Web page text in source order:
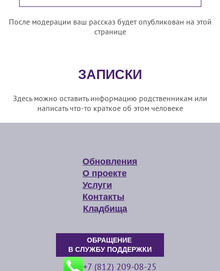
После модерации ваш рассказ будет опубликован на этой
странице
ЗАПИСКИ
Здесь можно оставить информацию родственникам или
написать что-то краткое об этом человеке
Обновления
О проекте
Услуги
Контакты
Кладбища
ОБРАЩЕНИЕ
В СЛУЖБУ ПОДДЕРЖКИ
+7 (812) 209-08-25